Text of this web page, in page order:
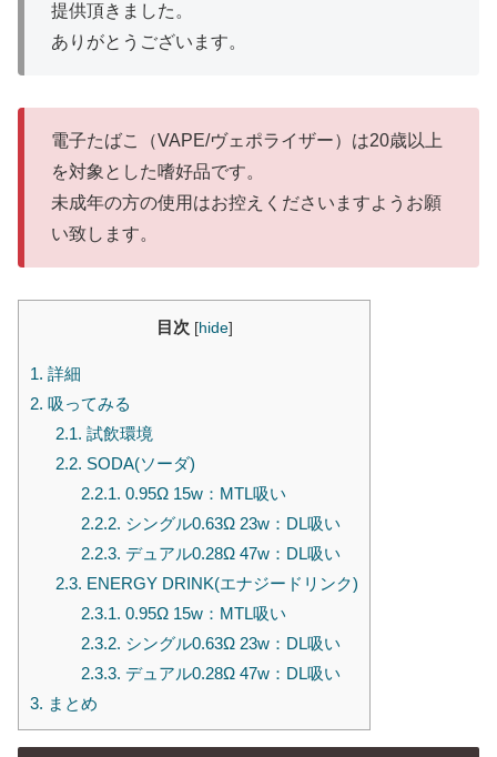
提供頂きました。
ありがとうございます。
電子たばこ（VAPE/ヴェポライザー）は20歳以上
を対象とした嗜好品です。
未成年の方の使用はお控えくださいますようお願
い致します。
目次 [hide]
1. 詳細
2. 吸ってみる
2.1. 試飲環境
2.2. SODA(ソーダ)
2.2.1. 0.95Ω 15w：MTL吸い
2.2.2. シングル0.63Ω 23w：DL吸い
2.2.3. デュアル0.28Ω 47w：DL吸い
2.3. ENERGY DRINK(エナジードリンク)
2.3.1. 0.95Ω 15w：MTL吸い
2.3.2. シングル0.63Ω 23w：DL吸い
2.3.3. デュアル0.28Ω 47w：DL吸い
3. まとめ